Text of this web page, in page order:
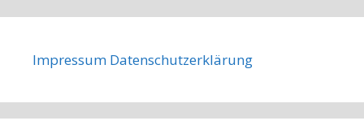
Impressum Datenschutzerklärung